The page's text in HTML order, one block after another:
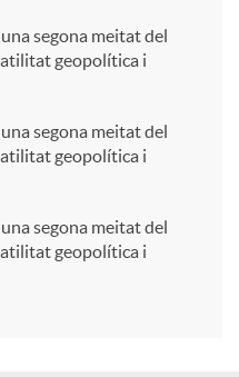
segona meitat del
geopolítica i
segona meitat del
geopolítica i
segona meitat del
geopolítica i